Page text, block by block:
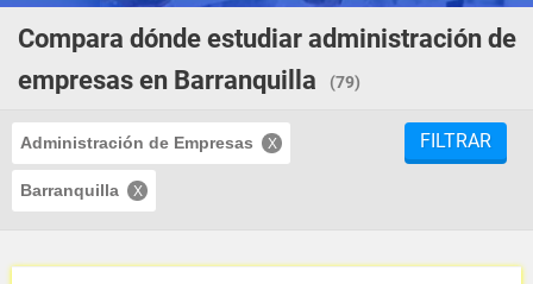
Compara dónde estudiar administración de
empresas en Barranquilla
(79)
Administración de Empresas
Barranquilla
FILTRAR